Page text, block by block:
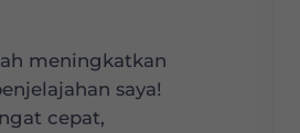
meningkatkan
saya!
cepat,